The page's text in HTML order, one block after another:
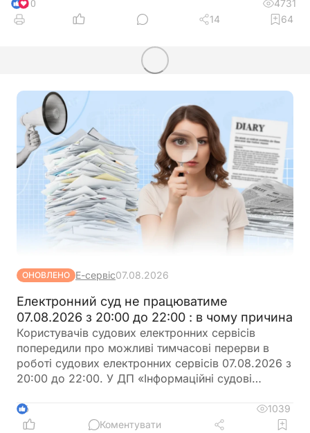
10
4731
14
64
ОНОВЛЕНО Е-сервіс07.08.2026
Електронний суд не працюватиме
07.08.2026 з 20:00 до 22:00 : в чому причина
Користувачів судових електронних сервісів
попередили про можливі тимчасові перерви в
роботі судових електронних сервісів 07.08.2026 з
20:00 до 22:00. У ДП «Інформаційні судові
час планування роботи із сервісами
6
1039
Коментувати